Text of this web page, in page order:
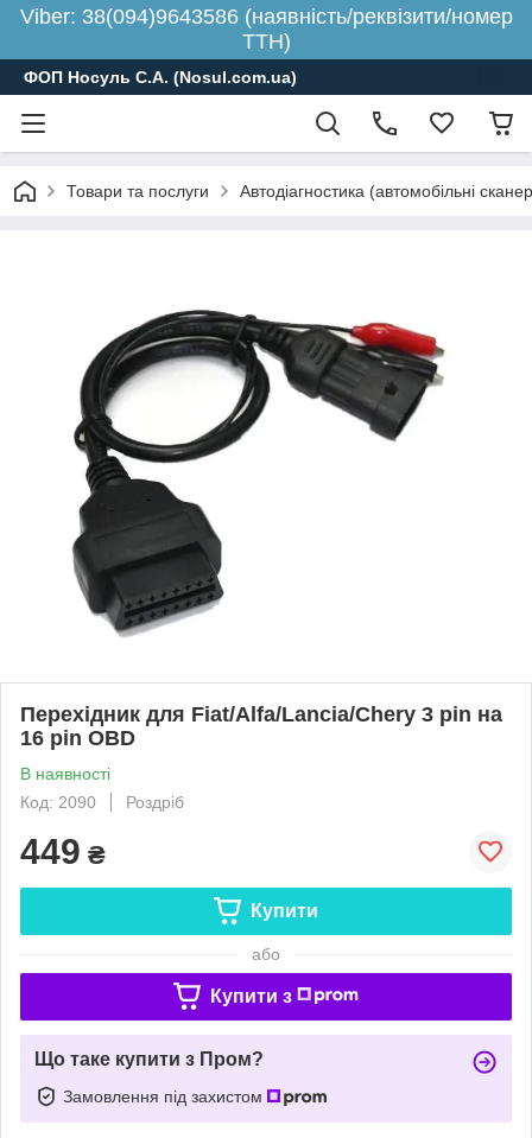
Viber: 38(094)9643586 (наявність/реквізити/номер
ТТН)
ФОП Носуль С.А. (Nosul.com.ua)
Товари та послуги Автодіагностика (автомобільні
Перехідник для Fiat/Alfa/Lancia/Chery 3 pin на
16 pin OBD
В наявності
Код: 2090
Роздріб
449 ₴
Купити
або
Купити з
Що таке купити з Пром?
Замовлення під захистом